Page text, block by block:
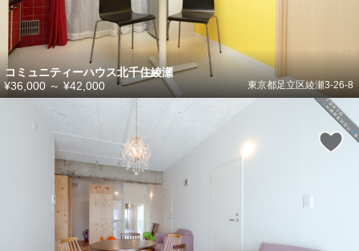
コミュニティーハウス北千住綾瀬
東京都足立区綾瀬3-26-8
¥36,000 ～ ¥42,000